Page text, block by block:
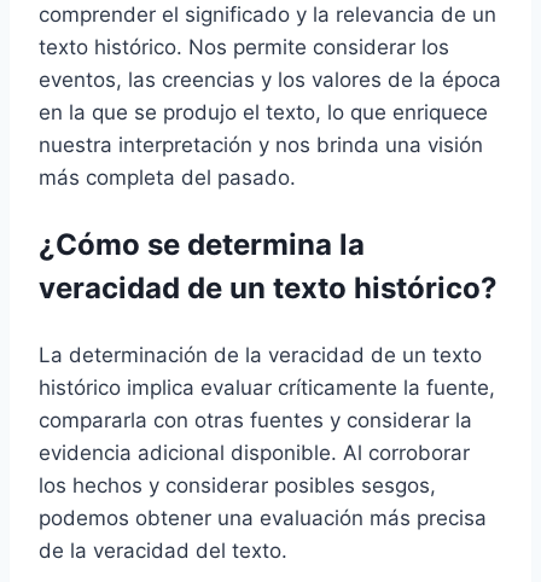
comprender el significado y la relevancia de un
texto histórico. Nos permite considerar los
eventos, las creencias y los valores de la época
en la que se produjo el texto, lo que enriquece
nuestra interpretación y nos brinda una visión
más completa del pasado.
¿Cómo se determina la
veracidad de un texto histórico?
La determinación de la veracidad de un texto
histórico implica evaluar críticamente la fuente,
compararla con otras fuentes y considerar la
evidencia adicional disponible. Al corroborar
los hechos y considerar posibles sesgos,
podemos obtener una evaluación más precisa
de la veracidad del texto.